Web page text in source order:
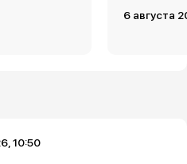
6 августа
10:50